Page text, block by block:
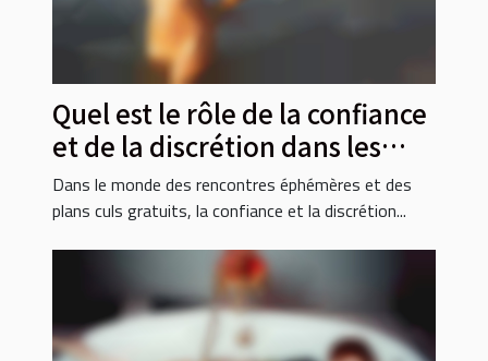
Quel est le rôle de la confiance
et de la discrétion dans les
plans culs gratuits ?
Dans le monde des rencontres éphémères et des
plans culs gratuits, la confiance et la discrétion...